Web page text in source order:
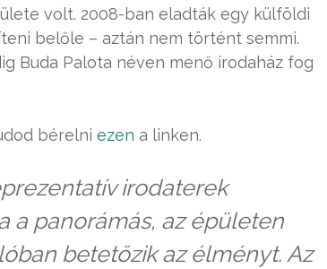
volt. 2008-ban eladták egy külföldi
belőle – aztán nem történt semmi.
Buda Palota néven menő irodaház fog
bérelni ezen a linken.
irodaterek
a panorámás, az épületen
betetőzik az élményt. Az